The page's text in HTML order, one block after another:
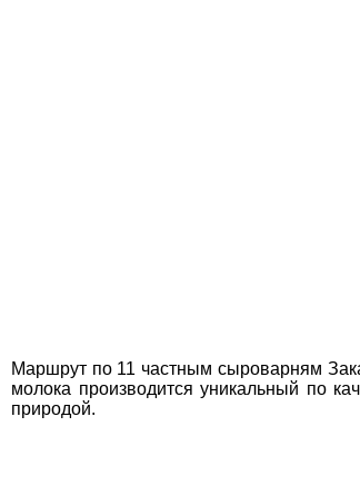
Маршрут по 11 частным сыроварням
молока производится уникальный по
природой.